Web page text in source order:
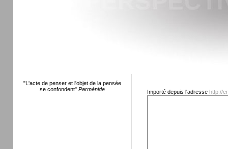
"L'acte de penser et l'objet de la pensée
se confondent" Parménide Importé depuis l'adresse http://